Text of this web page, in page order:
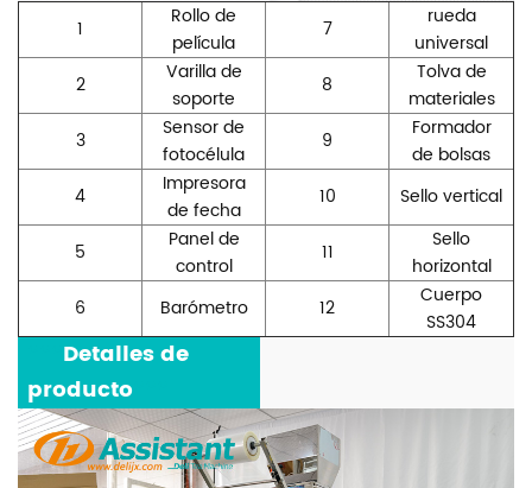
1
Rollo de
película
7
rueda
universal
2
Varilla de
soporte
8
Tolva de
materiales
3
Sensor de
fotocélula
9
Formador
de bolsas
4
Impresora
de fecha
10 Sello vertical
5
Panel de
control
11
Sello
horizontal
6
Barómetro 12
Cuerpo
SS304
Detalles de
producto